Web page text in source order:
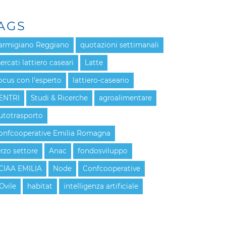
Reggiano quotazioni settimanali
lattiero caseari Latte
con l'esperto lattiero-caseario
Studi & Ricerche agroalimentare
Emilia Romagna
settore Anac fondosviluppo
EMILIA Node Confcooperative
habitat intelligenza artificiale